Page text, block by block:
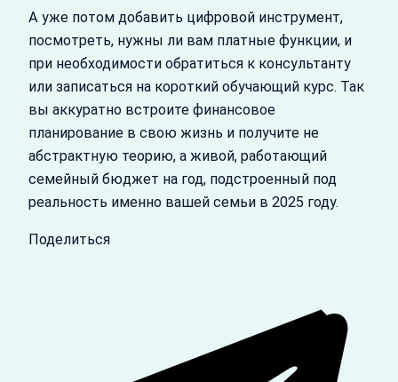
А уже потом добавить цифровой инструмент,
посмотреть, нужны ли вам платные функции, и
при необходимости обратиться к консультанту
или записаться на короткий обучающий курс. Так
вы аккуратно встроите финансовое
планирование в свою жизнь и получите не
абстрактную теорию, а живой, работающий
семейный бюджет на год, подстроенный под
реальность именно вашей семьи в 2025 году.
Поделиться